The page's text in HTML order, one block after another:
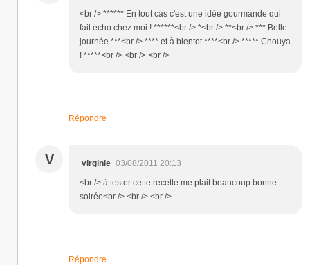
<br /> ****** En tout cas c'est une idée gourmande qui
fait écho chez moi ! ******<br /> *<br /> **<br /> *** Belle
journée ***<br /> **** et à bientot ****<br /> ***** Chouya
! *****<br /> <br /> <br />
Répondre
V virginie 03/08/2011 20:13
<br /> à tester cette recette me plait beaucoup bonne
soirée<br /> <br /> <br />
Répondre